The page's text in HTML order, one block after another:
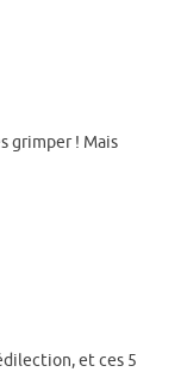
grimper ! Mais
et ces 5